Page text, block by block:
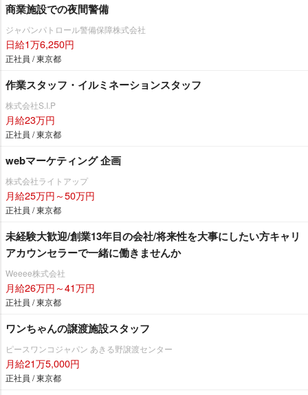
商業施設での夜間警備
ジャパンパトロール警備保障株式会社
日給1万6,250円
正社員 / 東京都
作業スタッフ・イルミネーションスタッフ
株式会社S.I.P
月給23万円
正社員 / 東京都
webマーケティング 企画
株式会社ライトアップ
月給25万円～50万円
正社員 / 東京都
未経験大歓迎/創業13年目の会社/将来性を大事にしたい方キャリ
アカウンセラーで一緒に働きませんか
Weeee株式会社
月給26万円～41万円
正社員 / 東京都
ワンちゃんの譲渡施設スタッフ
ピースワンコジャパン あきる野譲渡センター
月給21万5,000円
正社員 / 東京都